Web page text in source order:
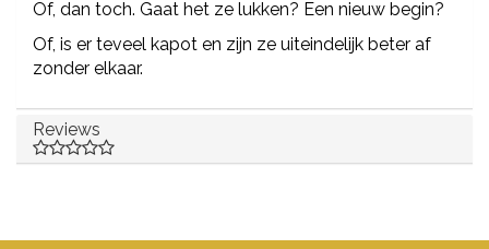
Of, dan toch. Gaat het ze lukken? Een nieuw begin?
Of, is er teveel kapot en zijn ze uiteindelijk beter af
zonder elkaar.
Reviews